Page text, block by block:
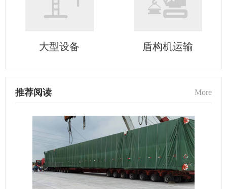
大型设备 盾构机运输
推荐阅读 More